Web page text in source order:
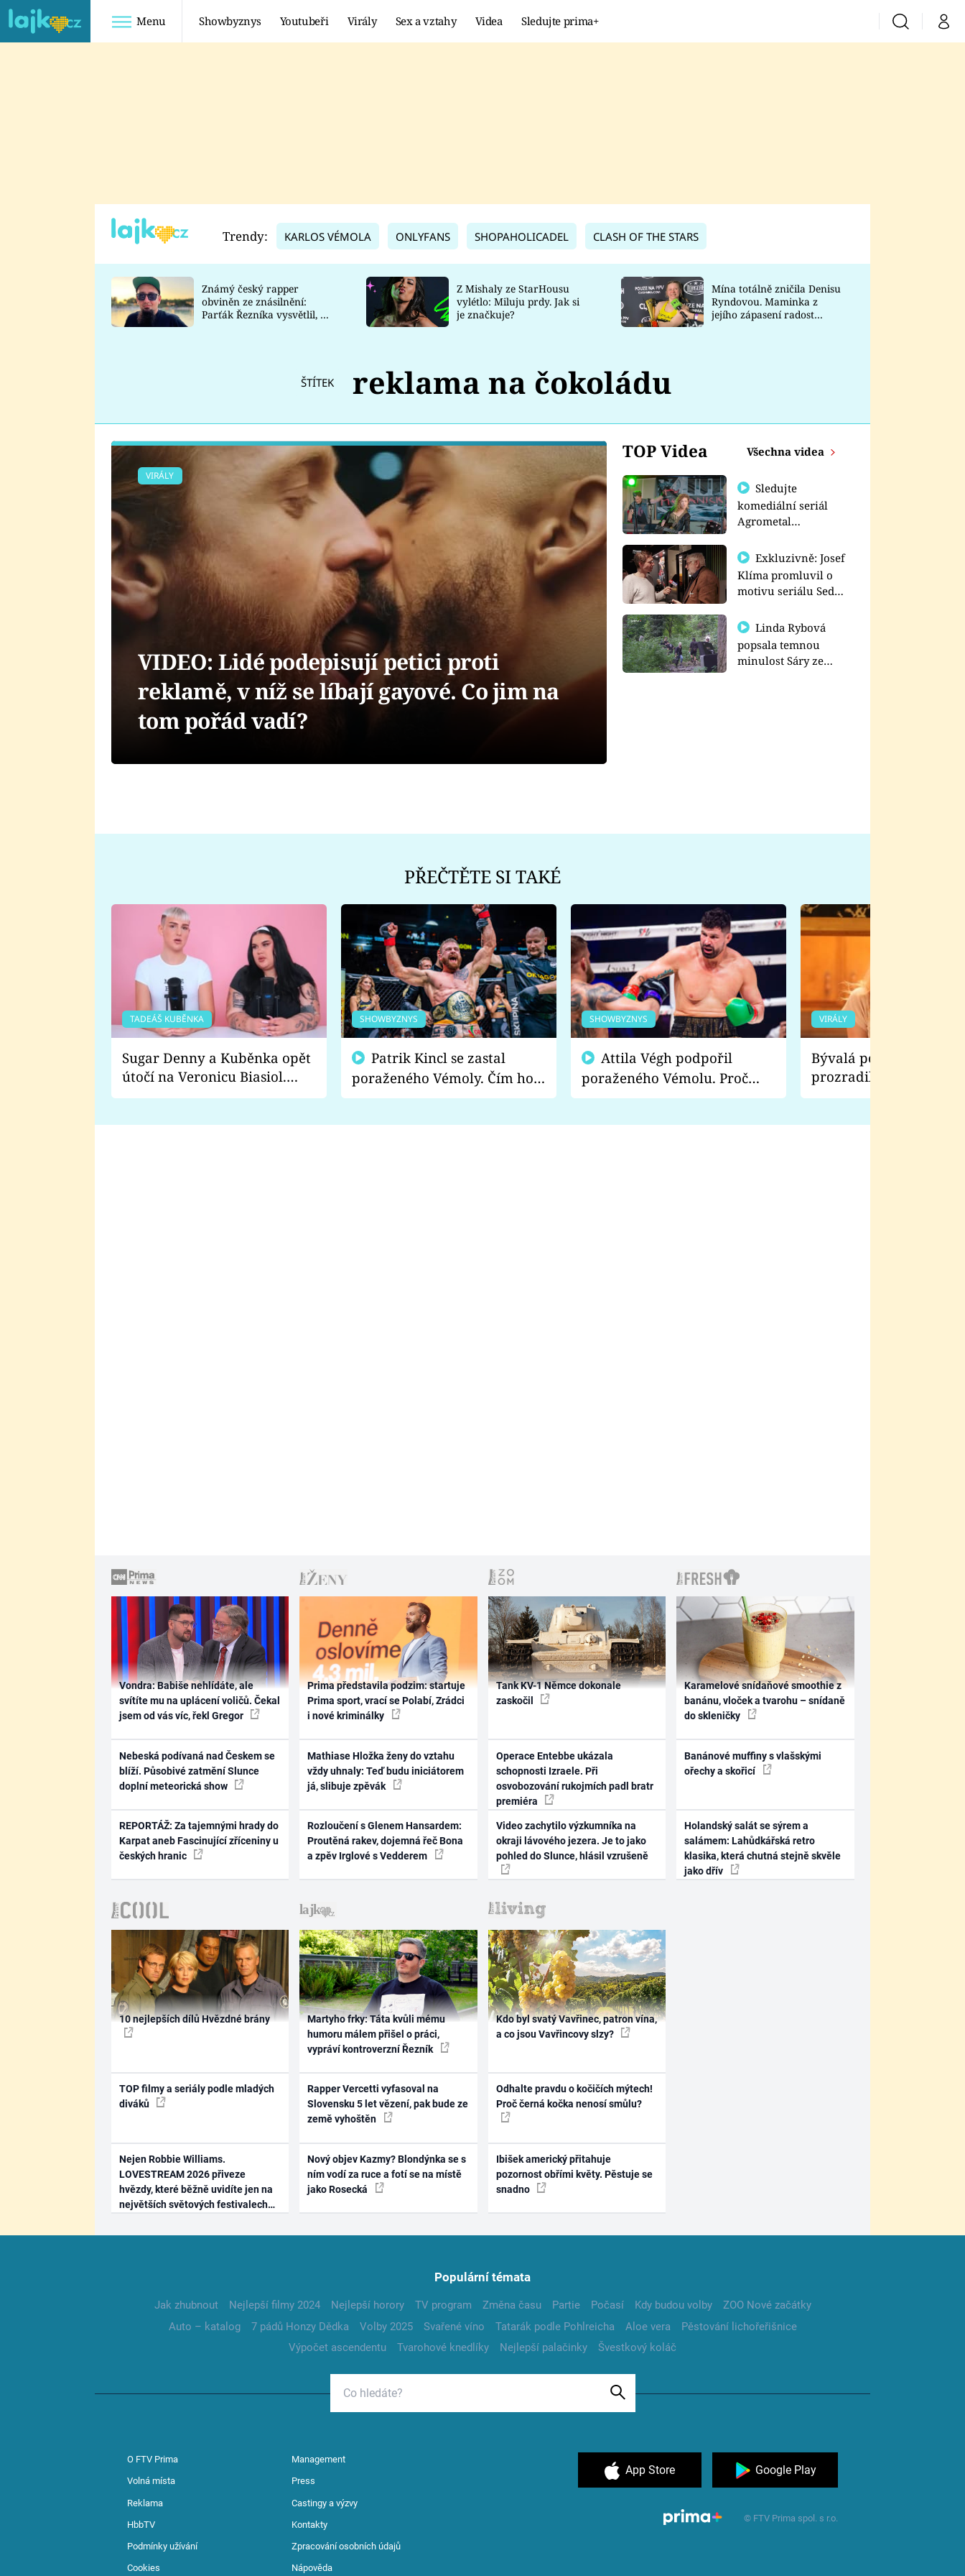
Menu Showbyznys Youtubeři Virály Sex a vztahy Videa Sledujte prima+ VyhledáváníMůj
TADEÁŠ KUBĚNKA
DATEL
Prima Lajk
Sledujte nás
Trendy: KARLOS VÉMOLA ONLYFANS SHOPAHOLICADEL CLASH OF THE STARS
Známý český rapper
obviněn ze znásilnění:
Parťák Řezníka vysvětlil, co
Z Mishaly ze StarHousu
vylétlo: Miluju prdy. Jak si
je značkuje?
Mína totálně zničila Denisu
Ryndovou. Maminka z
jejího zápasení radost
ŠTÍTEK reklama na čokoládu
TOP Videa Všechna videa
Sledujte
komediální seriál
Agrometal
prima+
Exkluzivně: Josef
Klíma promluvil o
motivu seriálu Sedm
Linda Rybová
popsala temnou
minulost Sáry ze
VIRÁLY
VIDEO: Lidé podepisují petici proti
reklamě, v níž se líbají gayové. Co jim na
tom pořád vadí?
PŘEČTĚTE SI TAKÉ
TADEÁŠ KUBĚNKA
Sugar Denny a Kuběnka opět
útočí na Veronicu Biasiol.
Proč je podle nich falešná a
SHOWBYZNYS
poraženého Vémoly. Čím ho
fanoušci naštvali?
SHOWBYZNYS
poraženého Vémolu. Proč
chce raději zápasit s ním než
VIRÁLY
Bývalá pornoherečka
prozradila, co ji
natáčení Euforie.
Vondra: Babiše nehlídáte, ale
svítíte mu na uplácení voličů. Čekal
jsem od vás víc, řekl Gregor
Nebeská podívaná nad Českem se
blíží. Působivé zatmění Slunce
doplní meteorická show
REPORTÁŽ: Za tajemnými hrady do
Karpat aneb Fascinující zříceniny u
českých hranic
Prima představila podzim: startuje
Prima sport, vrací se Polabí, Zrádci
i nové kriminálky
Mathiase Hložka ženy do vztahu
vždy uhnaly: Teď budu iniciátorem
já, slibuje zpěvák
Rozloučení s Glenem Hansardem:
Proutěná rakev, dojemná řeč Bona
a zpěv Irglové s Vedderem
Tank KV-1 Němce dokonale
zaskočil
Operace Entebbe ukázala
schopnosti Izraele. Při
osvobozování rukojmích padl bratr
premiéra
Video zachytilo výzkumníka na
okraji lávového jezera. Je to jako
pohled do Slunce, hlásil vzrušeně
Karamelové snídaňové smoothie z
banánu, vloček a tvarohu – snídaně
do skleničky
Banánové muffiny s vlašskými
ořechy a skořicí
Holandský salát se sýrem a
salámem: Lahůdkářská retro
klasika, která chutná stejně skvěle
jako dřív
10 nejlepších dílů Hvězdné brány
TOP filmy a seriály podle mladých
diváků
Nejen Robbie Williams.
LOVESTREAM 2026 přiveze
hvězdy, které běžně uvidíte jen na
největších světových festivalech
Martyho frky: Táta kvůli mému
humoru málem přišel o práci,
vypráví kontroverzní Řezník
Rapper Vercetti vyfasoval na
Slovensku 5 let vězení, pak bude ze
země vyhoštěn
Nový objev Kazmy? Blondýnka se s
ním vodí za ruce a fotí se na místě
jako Rosecká
Kdo byl svatý Vavřinec, patron vína,
a co jsou Vavřincovy slzy?
Odhalte pravdu o kočičích mýtech!
Proč černá kočka nenosí smůlu?
Ibišek americký přitahuje
pozornost obřími květy. Pěstuje se
snadno
Populární témata
Jak zhubnout Nejlepší filmy 2024 Nejlepší horory TV program Změna času Partie Počasí Kdy budou volby
ZOO Nové začátky
Auto – katalog
7 pádů Honzy Dědka Volby 2025 Svařené víno Tatarák podle Pohlreicha Aloe vera
Pěstování lichořeřišnice
Výpočet ascendentu
Tvarohové knedlíky Nejlepší palačinky Švestkový koláč
O FTV Prima Management
Volná místa Press
Reklama Castingy a výzvy
HbbTV Kontakty
Podmínky užívání Zpracování osobních údajů
Cookies Nápověda
App Store Google Play
© FTV Prima spol. s r.o.